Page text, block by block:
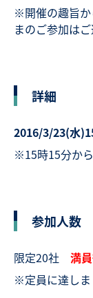
※開催の趣旨か
まのご参加は
詳細
2016/3/23(水
※15時15分か
参加人数
限定20社 満
※定員に達しま